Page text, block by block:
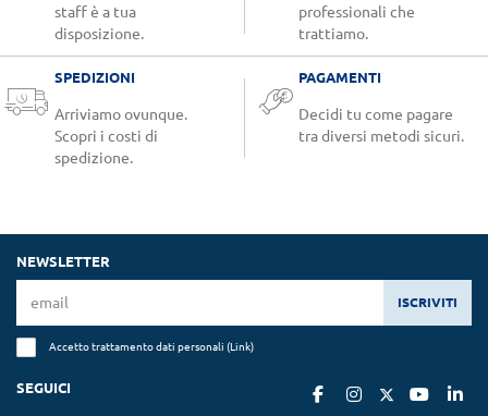
staff è a tua
disposizione.
professionali che
trattiamo.
SPEDIZIONI
Arriviamo ovunque.
Scopri i costi di
spedizione.
PAGAMENTI
Decidi tu come pagare
tra diversi metodi sicuri.
NEWSLETTER
ISCRIVITI
Accetto trattamento dati personali (Link)
SEGUICI